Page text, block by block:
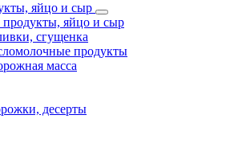
яйцо и сыр
яйцо и сыр
сгущенка
продукты
масса
десерты